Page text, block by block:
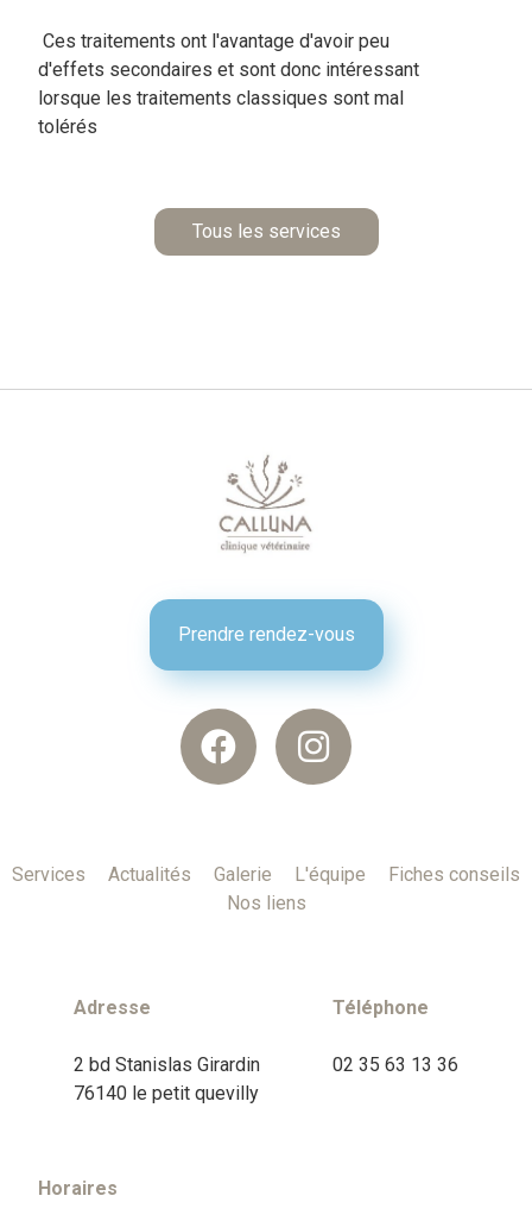
Ces traitements ont l'avantage d'avoir peu
d'effets secondaires et sont donc intéressant
lorsque les traitements classiques sont mal
tolérés
Tous les services
Prendre rendez-vous
Services Actualités Galerie L'équipe
Fiches conseils
Nos liens
Adresse
2 bd Stanislas Girardin
76140 le petit quevilly
Téléphone
02 35 63 13 36
Horaires